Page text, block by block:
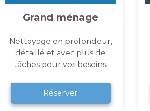
Grand ménage
Nettoyage en profondeur,
détaillé et avec plus de
tâches pour vos besoins.
Réserver